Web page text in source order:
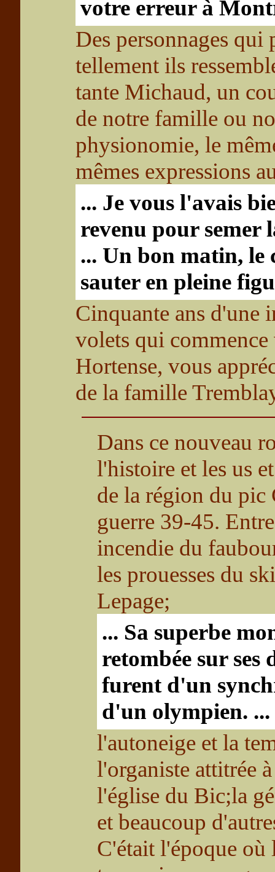
votre erreur à
Des personnages
tellement ils
tante Michaud, un
de notre famille ou
physionomie, le
mêmes expressions
... Je vous l'avais
revenu pour semer
... Un bon matin, le
sauter en pleine
Cinquante ans d'une
volets qui commence
Hortense, vous
de la famille
Dans ce nouveau
l'histoire et les us
de la région du pic
guerre 39-45.
incendie du
les prouesses du
Lepage;
... Sa superbe
retombée sur ses
furent d'un
d'un olympien. ...
l'autoneige et la
l'organiste attitrée à
l'église du Bic;la
et beaucoup
C'était l'époque où